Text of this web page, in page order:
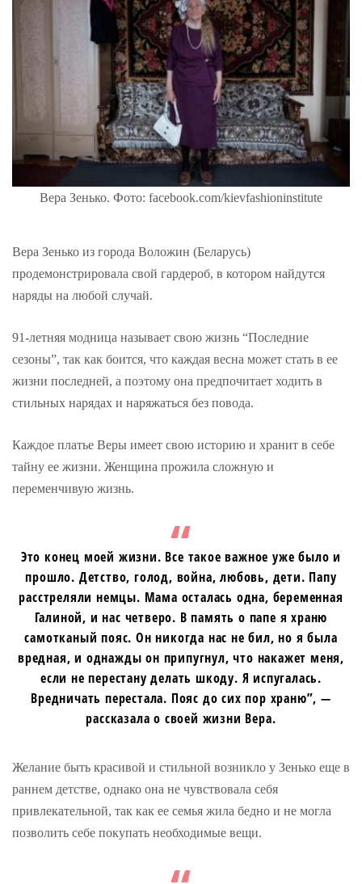
Вера Зенько. Фото: facebook.com/kievfashioninstitute
Вера Зенько из города Воложин (Беларусь)
продемонстрировала свой гардероб, в котором найдутся
наряды на любой случай.
91-летняя модница называет свою жизнь “Последние
сезоны”, так как боится, что каждая весна может стать в ее
жизни последней, а поэтому она предпочитает ходить в
стильных нарядах и наряжаться без повода.
Каждое платье Веры имеет свою историю и хранит в себе
тайну ее жизни. Женщина прожила сложную и
переменчивую жизнь.
Это конец моей жизни. Все такое важное уже было и
прошло. Детство, голод, война, любовь, дети. Папу
расстреляли немцы. Мама осталась одна, беременная
Галиной, и нас четверо. В память о папе я храню
самотканый пояс. Он никогда нас не бил, но я была
вредная, и однажды он припугнул, что накажет меня,
если не перестану делать шкоду. Я испугалась.
Вредничать перестала. Пояс до сих пор храню”, —
рассказала о своей жизни Вера.
Желание быть красивой и стильной возникло у Зенько еще в
раннем детстве, однако она не чувствовала себя
привлекательной, так как ее семья жила бедно и не могла
позволить себе покупать необходимые вещи.